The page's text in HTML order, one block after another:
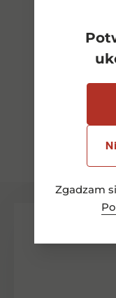
Zgadzam